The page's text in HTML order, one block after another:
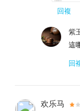
回複
紫
這
回
欢乐马